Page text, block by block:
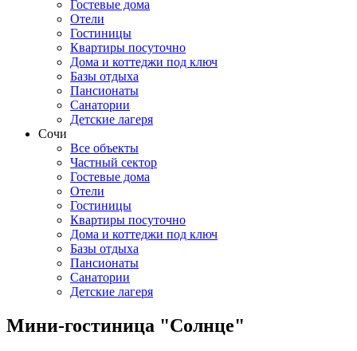
Гостевые дома
Отели
Гостиницы
Квартиры посуточно
Дома и коттеджи под ключ
Базы отдыха
Пансионаты
Санатории
Детские лагеря
Сочи
Все объекты
Частный сектор
Гостевые дома
Отели
Гостиницы
Квартиры посуточно
Дома и коттеджи под ключ
Базы отдыха
Пансионаты
Санатории
Детские лагеря
Мини-гостиница "Солнце"